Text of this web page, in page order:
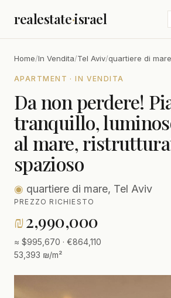
realestate·israel
Home/In Vendita/Tel Aviv/quartiere di mare
APARTMENT · IN VENDITA
Da non perdere!
tranquillo,
al mare,
spazioso
◉ quartiere di mare, Tel Aviv
PREZZO RICHIESTO
₪2,990,000
≈ $995,670 · €864,110
53,393 ₪/m²